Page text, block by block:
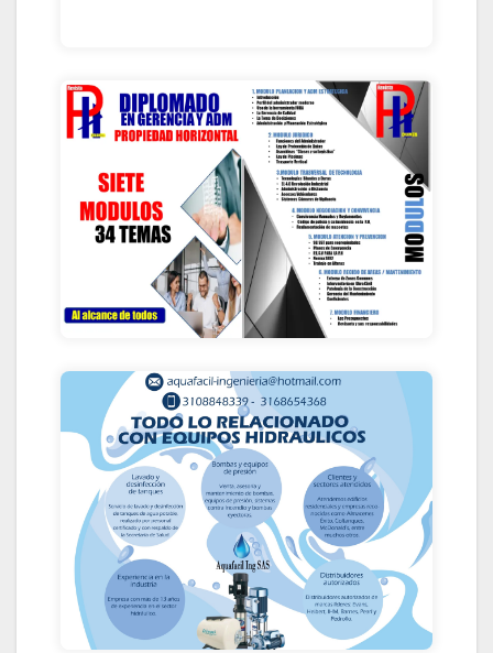
VISITA EL MICROSITIO